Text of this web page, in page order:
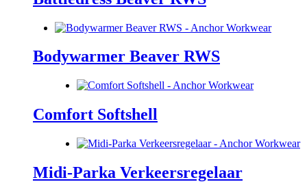
Bodywarmer Beaver RWS
Comfort Softshell
Midi-Parka Verkeersregelaar